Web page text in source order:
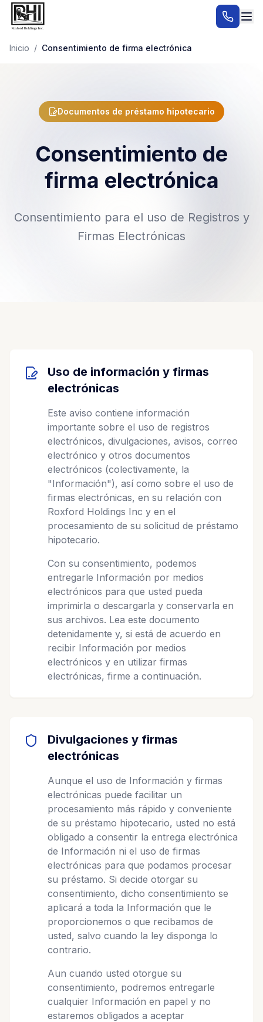
Inicio / Consentimiento de firma electrónica
Documentos de préstamo hipotecario
Consentimiento de
firma electrónica
Consentimiento para el uso de Registros y
Firmas Electrónicas
Uso de información y firmas
electrónicas
Este aviso contiene información
importante sobre el uso de registros
electrónicos, divulgaciones, avisos, correo
electrónico y otros documentos
electrónicos (colectivamente, la
"Información"), así como sobre el uso de
firmas electrónicas, en su relación con
Roxford Holdings Inc y en el
procesamiento de su solicitud de préstamo
hipotecario.
Con su consentimiento, podemos
entregarle Información por medios
electrónicos para que usted pueda
imprimirla o descargarla y conservarla en
sus archivos. Lea este documento
detenidamente y, si está de acuerdo en
recibir Información por medios
electrónicos y en utilizar firmas
electrónicas, firme a continuación.
Divulgaciones y firmas
electrónicas
Aunque el uso de Información y firmas
electrónicas puede facilitar un
procesamiento más rápido y conveniente
de su préstamo hipotecario, usted no está
obligado a consentir la entrega electrónica
de Información ni el uso de firmas
electrónicas para que podamos procesar
su préstamo. Si decide otorgar su
consentimiento, dicho consentimiento se
aplicará a toda la Información que le
proporcionemos o que recibamos de
usted, salvo cuando la ley disponga lo
contrario.
Aun cuando usted otorgue su
consentimiento, podremos entregarle
cualquier Información en papel y no
estaremos obligados a aceptar